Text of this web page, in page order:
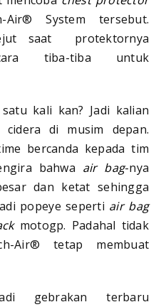
Air® System tersebut.
saat protektornya
tiba-tiba untuk
kali kan? Jadi kalian
di musim depan.
bercanda kepada tim
bahwa air bag-nya
dan ketat sehingga
popeye seperti air bag
motogp. Padahal tidak
Air® tetap membuat
gebrakan terbaru